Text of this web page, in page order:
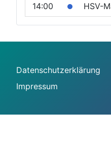
14:00 HSV-
Datenschutzerklärung
Impressum